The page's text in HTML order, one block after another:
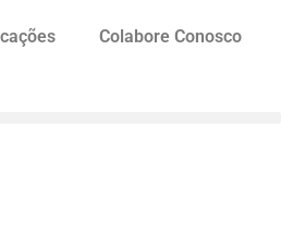
Colabore Conosco